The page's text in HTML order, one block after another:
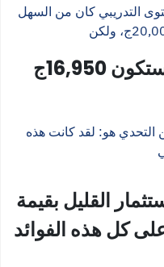
التدريبي كان من السهل
16,950ج
التحدي هو: لقد كانت هذه
القليل بقيمة